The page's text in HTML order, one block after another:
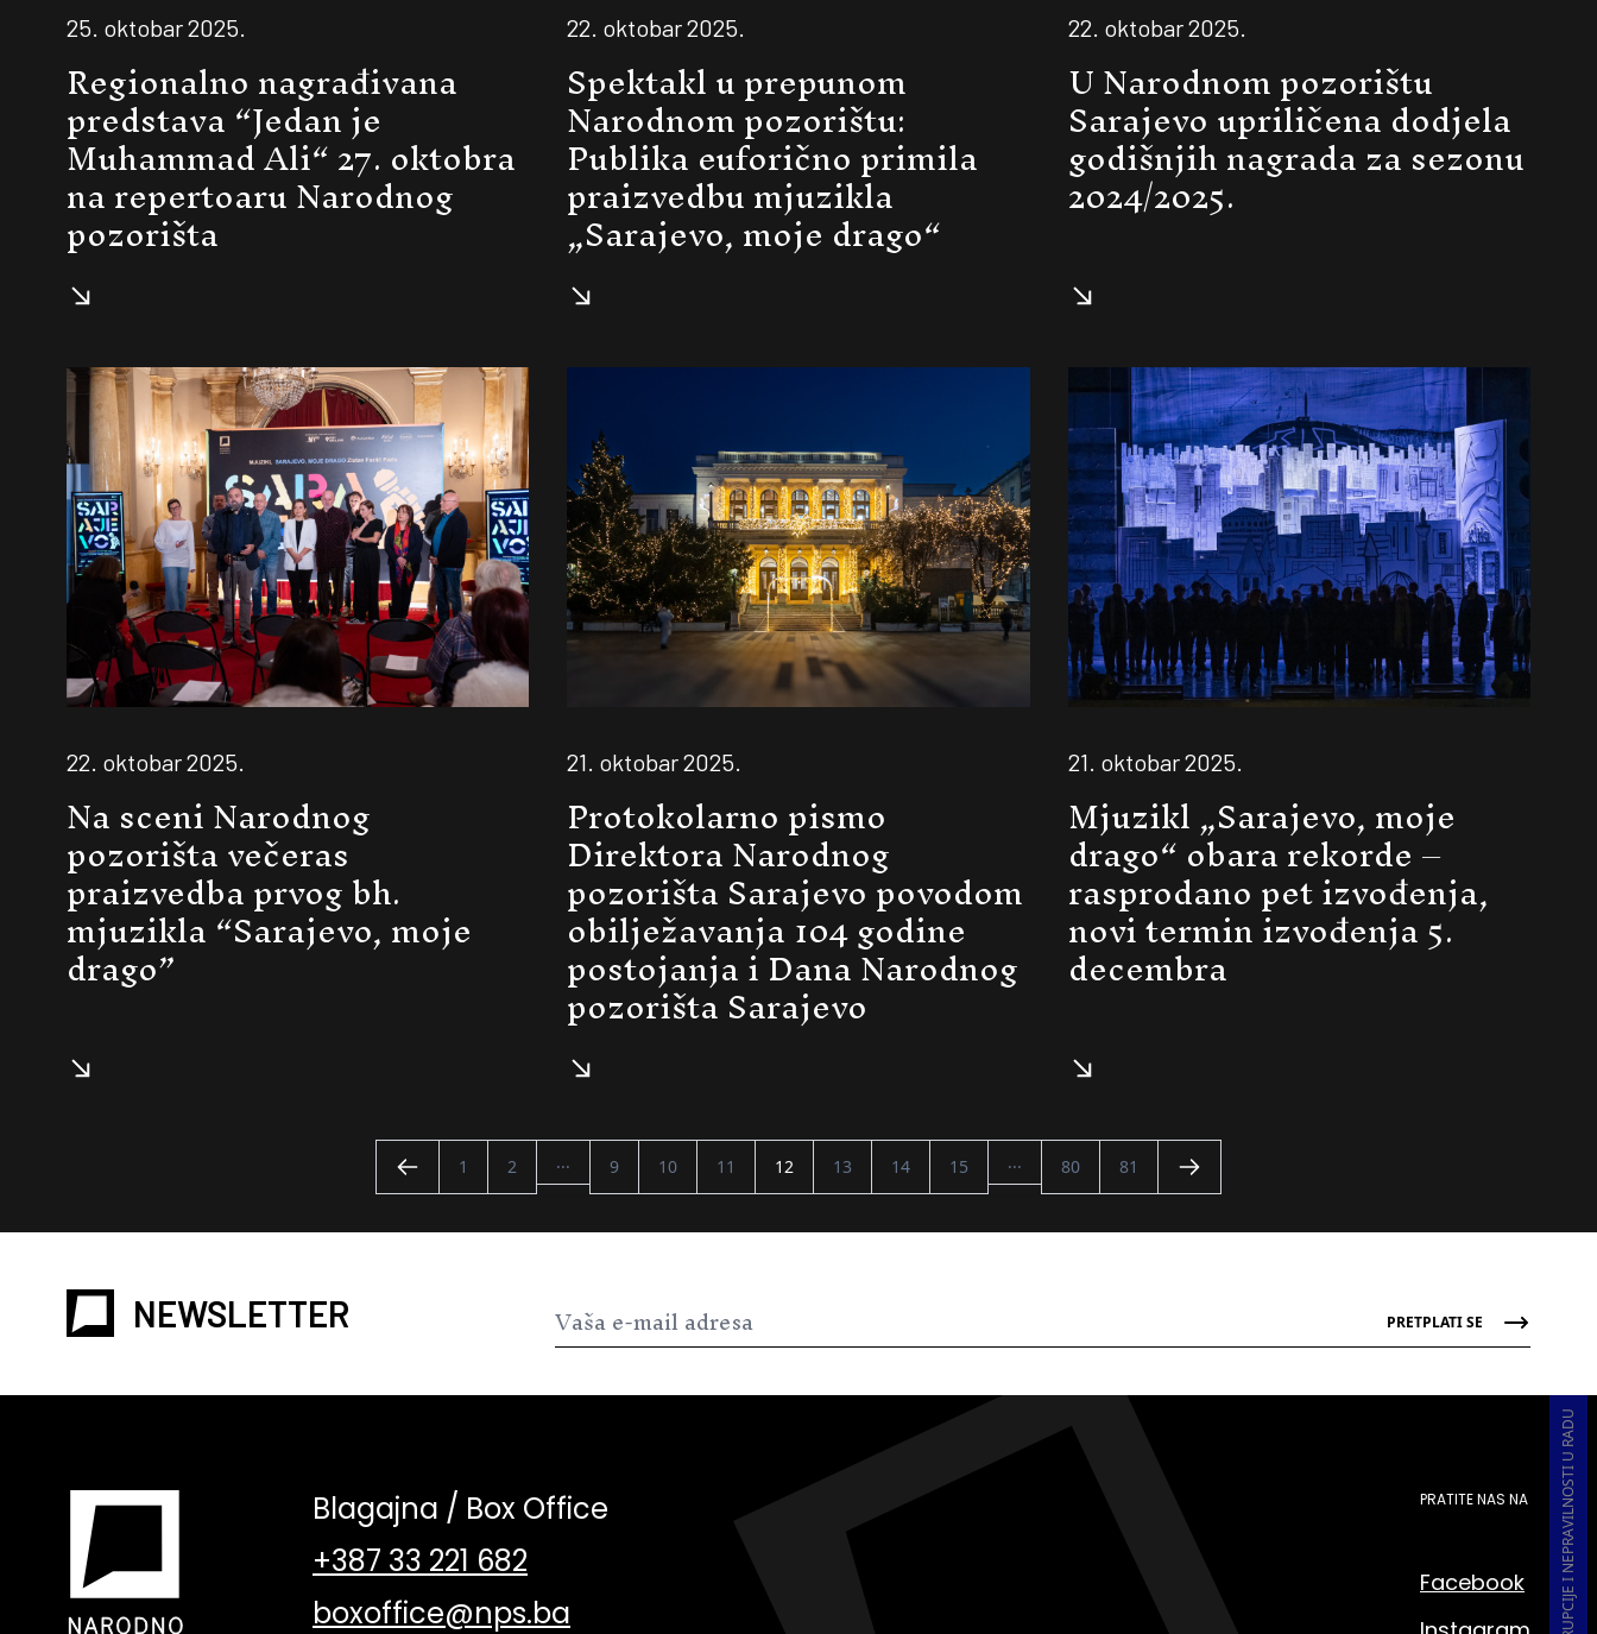
25. oktobar 2025.
Regionalno nagrađivana
predstava “Jedan je
Muhammad Ali“ 27. oktobra
na repertoaru Narodnog
pozorišta
22. oktobar 2025.
Spektakl u prepunom
Narodnom pozorištu:
Publika euforično primila
praizvedbu mjuzikla
„Sarajevo, moje drago“
22. oktobar 2025.
U Narodnom pozorištu
Sarajevo upriličena dodjela
godišnjih nagrada za sezonu
2024/2025.
22. oktobar 2025.
Na sceni Narodnog
pozorišta večeras
praizvedba prvog bh.
mjuzikla “Sarajevo, moje
drago”
21. oktobar 2025.
Protokolarno pismo
Direktora Narodnog
pozorišta Sarajevo povodom
obilježavanja 104 godine
postojanja i Dana Narodnog
pozorišta Sarajevo
21. oktobar 2025.
Mjuzikl „Sarajevo, moje
drago“ obara rekorde –
rasprodano pet izvođenja,
novi termin izvođenja 5.
decembra
1 2 ... 9 10 11 12 13 14 15 ... 80 81
NEWSLETTER PRETPLATI SE
PRIJAVA KORUPCIJE I NEPRAVILNOSTI U RADU
Blagajna / Box Office
+387 33 221 682
boxoffice@nps.ba
PRATITE NAS NA
Facebook